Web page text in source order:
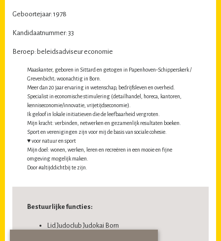
Geboortejaar: 1978
Kandidaatnummer: 33
Beroep: beleidsadviseur economie
Maaskanter, geboren in Sittard en getogen in Papenhoven‑Schipperskerk /
Grevenbicht; woonachtig in Born.
Meer dan 20 jaar ervaring in wetenschap, bedrijfsleven en overheid.
Specialist in economische stimulering (detailhandel, horeca, kantoren,
kenniseconomie/innovatie, vrijetijdseconomie).
Ik geloof in lokale initiatieven die de leefbaarheid vergroten.
Mijn kracht: verbinden, netwerken en gezamenlijk resultaten boeken.
Sport en verenigingen zijn voor mij de basis van sociale cohesie.
♥ voor natuur en sport
Mijn doel: wonen, werken, leren en recreëren in een mooie en fijne
omgeving mogelijk maken.
Door #altijddichtbij te zijn.
Bestuurlijke functies:
Lid Judoclub Judokai Born